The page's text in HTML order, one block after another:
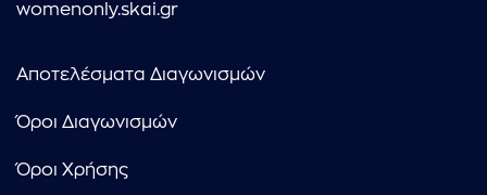
womenonly.skai.gr
Αποτελέσματα Διαγωνισμών
Όροι Διαγωνισμών
Όροι Χρήσης